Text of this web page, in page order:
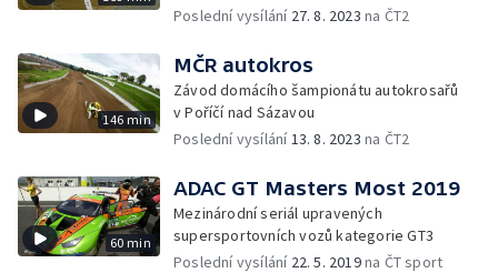
Poslední vysílání 27. 8. 2023 na ČT2
146 min
MČR autokros
Závod domácího šampionátu autokrosařů
v Poříčí nad Sázavou
Poslední vysílání13. 8. 2023 na ČT2
60 min
ADAC GT Masters Most 2019
Mezinárodní seriál upravených
supersportovních vozů kategorie GT3
Poslední vysílání 22. 5. 2019na ČT sport